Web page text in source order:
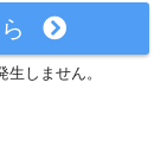
しません。